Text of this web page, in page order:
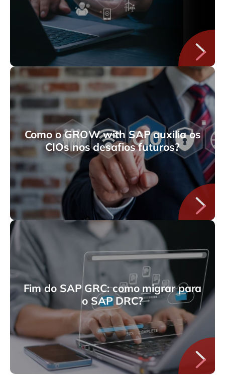
Como o GROW with SAP auxilia os
CIOs nos desafios futuros?
Fim do SAP GRC: como migrar para
o SAP DRC?